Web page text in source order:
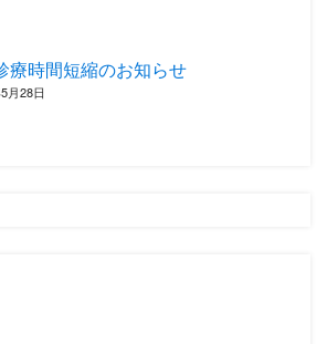
療時間短縮のお知らせ
月28日